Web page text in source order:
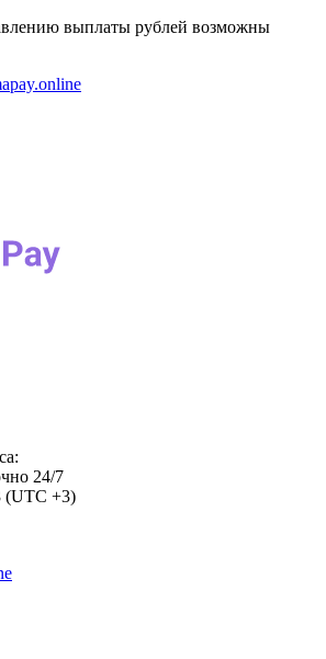
выплаты рублей возможны
24/7
(UTC +3)